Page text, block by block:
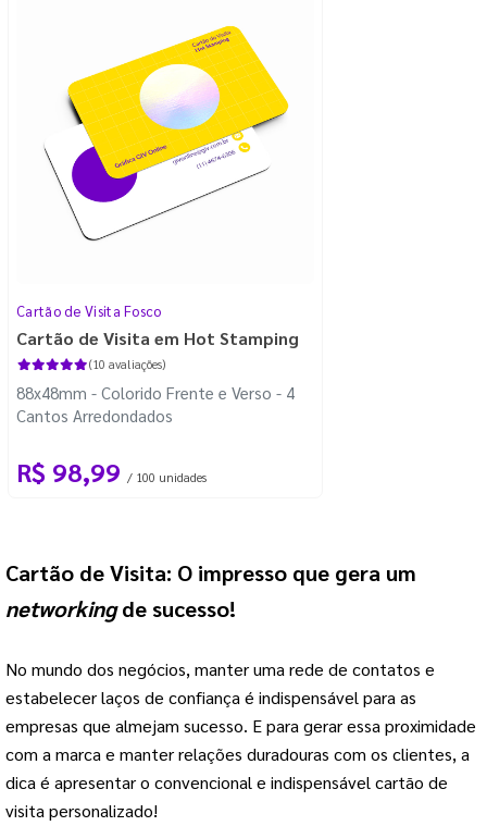
Cartão de Visita Fosco
Cartão de Visita em Hot Stamping
(10 avaliações)
88x48mm - Colorido Frente e Verso - 4
Cantos Arredondados
R$ 98,99 / 100 unidades
Cartão de Visita: O impresso que gera um
networkingde sucesso!
No mundo dos negócios, manter uma rede de contatos e
estabelecer laços de confiança é indispensável para as
empresas que almejam sucesso. E para gerar essa proximidade
com a marca e manter relações duradouras com os clientes, a
dica é apresentar o convencional e indispensável cartão de
visita personalizado!